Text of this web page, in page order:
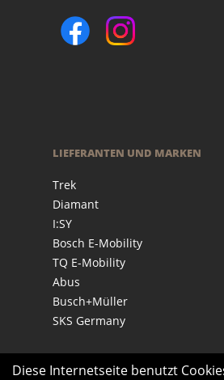
LIEFERANTEN UND MARKEN
Trek
Diamant
I:SY
Bosch E-Mobility
TQ E-Mobility
Abus
Busch+Müller
SKS Germany
Diese Internetseite benutzt